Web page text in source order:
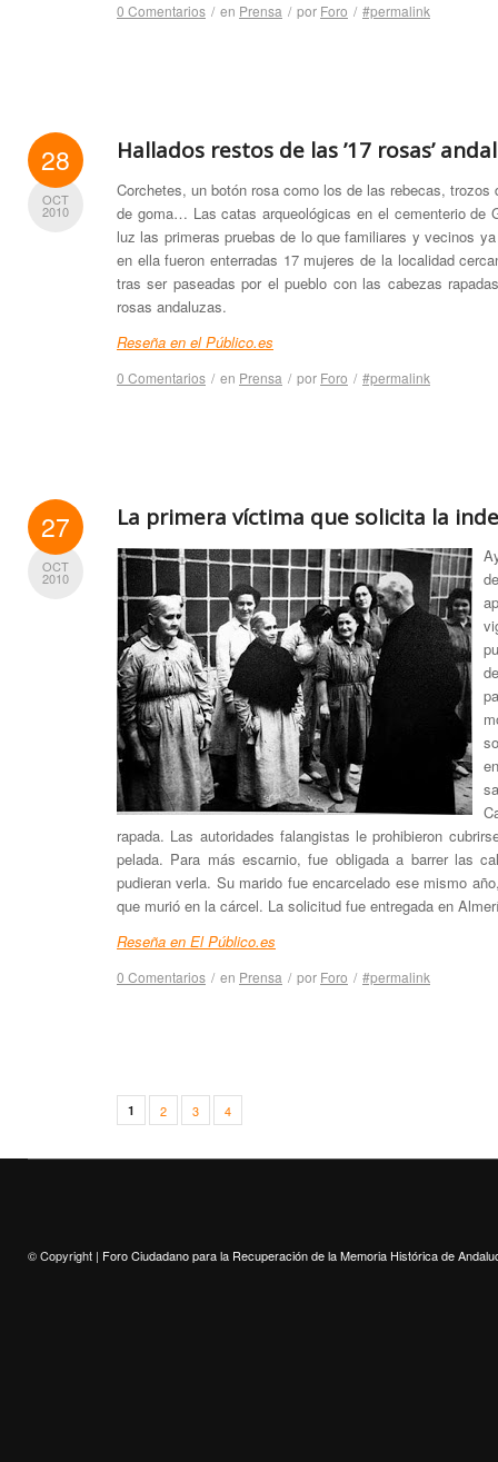
0 Comentarios / en Prensa / por Foro / #permalink
28
OCT
2010
Hallados restos de las ’17 rosas’
Corchetes, un botón rosa como los de las rebecas,
de goma… Las catas arqueológicas en el cementerio de
luz las primeras pruebas de lo que familiares y vecinos
en ella fueron enterradas 17 mujeres de la localidad
tras ser paseadas por el pueblo con las cabezas
rosas andaluzas.
Reseña en el Público.es
0 Comentarios / en Prensa / por Foro / #permalink
27
OCT
2010
La primera víctima que solicita la
rapada. Las autoridades falangistas le prohibieron
pelada. Para más escarnio, fue obligada a barrer las
pudieran verla. Su marido fue encarcelado ese mismo
que murió en la cárcel. La solicitud fue entregada en
Reseña en El Público.es
0 Comentarios / en Prensa / por Foro / #permalink
1 2 3 4
© Copyright | Foro Ciudadano para la Recuperación de la Memoria Histórica de